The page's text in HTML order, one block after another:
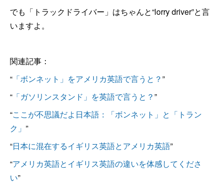
でも「トラックドライバー」はちゃんと“lorry driver”と言
いますよ。
関連記事：
“ 「ボンネット」をアメリカ英語で言うと？”
“ 「ガソリンスタンド」を英語で言うと？”
“ここが不思議だよ日本語：「ボンネット」と「トラン
ク」 ”
“日本に混在するイギリス英語とアメリカ英語”
“アメリカ英語とイギリス英語の違いを体感してくださ
い”